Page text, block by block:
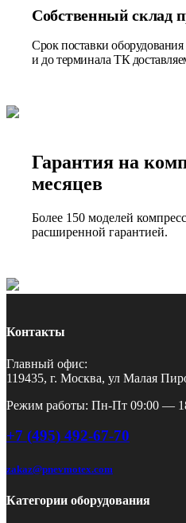
Собственный склад
Срок поставки
и до терминала ТК
Гарантия на
месяцев
Более 150 моделей
расширенной гарантией.
Контакты
Главный офис:
119435, г. Москва, ул Малая
Режим работы: Пн-Пт 09:00 —
+7 (495) 492-67-70
zakaz@pnevmotex.com
Категории оборудования